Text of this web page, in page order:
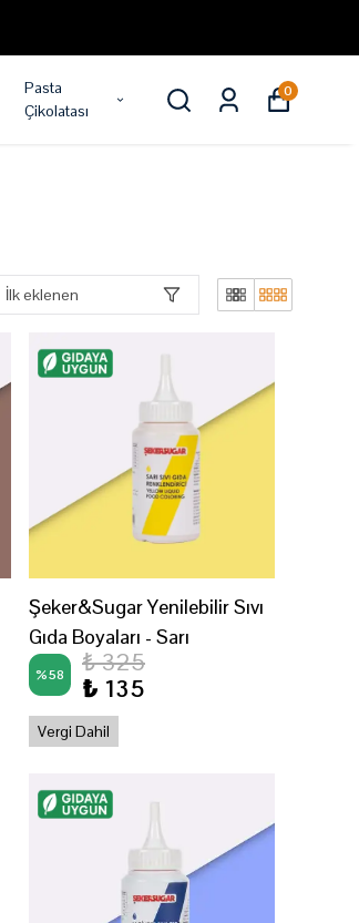
Pasta
Çikolatası
0
İlk eklenen
Şeker&Sugar Yenilebilir Sıvı
Gıda Boyaları - Sarı
%58
₺ 325
₺ 135
Vergi Dahil